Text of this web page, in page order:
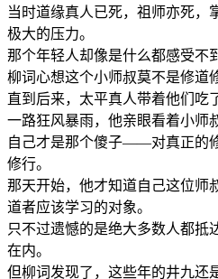
当时道缘真人已死，祖师亦死，
极大的压力。
那个年轻人却像是什么都感受不
柳词心想这个小师叔莫不是修道
直到后来，太平真人带着他们吃
一路狂风暴雨，他亲眼看着小师
自己才是那个傻子——对真正的
修行。
那天开始，他才知道自己这位师
道者应该学习的对象。
只不过遗憾的是绝大多数人都抵
在内。
但柳词发现了，这些年的井九还